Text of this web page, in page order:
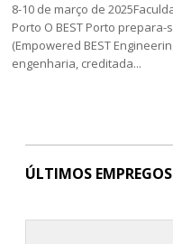
8-10 de março de
Porto O BEST Porto
(Empowered BEST
engenharia, creditada...
ÚLTIMOS EMPREGOS